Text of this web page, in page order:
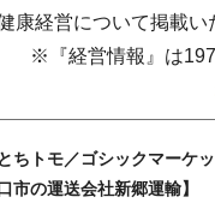
康経営について掲載い
※『経営情報』は
とちトモ／ゴシックマーケ
市の運送会社新郷運輸】